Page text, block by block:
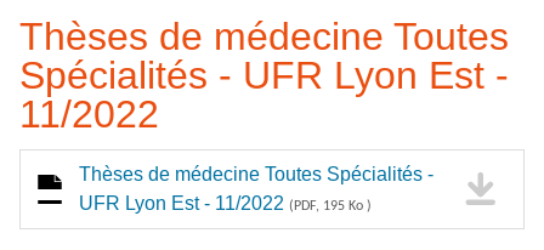
Thèses de médecine Toutes
Spécialités - UFR Lyon Est -
11/2022
Thèses de médecine Toutes Spécialités -
UFR Lyon Est - 11/2022 (PDF, 195 Ko )